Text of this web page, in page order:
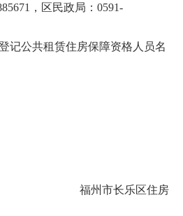
，区民政局：0591-
公共租赁住房保障资格人员名
乐区住房